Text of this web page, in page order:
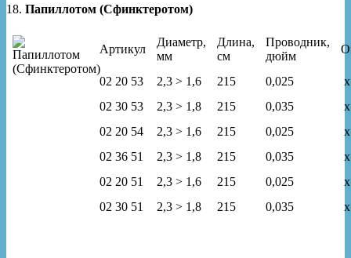
18. Папиллотом (Сфинктеротом)
Артикул
Диаметр,
мм
Длина,
см
Проводник,
дюйм
02 20 53 2,3 > 1,6 215 0,025
02 30 53
2,3 > 1,8 215 0,035
02 20 54
2,3 > 1,6 215 0,025
02 36 51
2,3 > 1,8 215 0,035
02 20 51
2,3 > 1,6 215 0,025
02 30 51
2,3 > 1,8 215 0,035